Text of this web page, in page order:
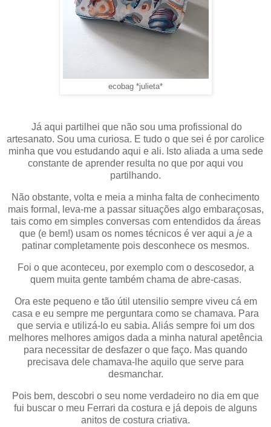
ecobag *julieta*
Já aqui partilhei que não sou uma profissional do
artesanato. Sou uma curiosa. E tudo o que sei é por carolice
minha que vou estudando aqui e ali. Isto aliada a uma sede
constante de aprender resulta no que por aqui vou
partilhando.
Não obstante, volta e meia a minha falta de conhecimento
mais formal, leva-me a passar situações algo embaraçosas,
tais como em simples conversas com entendidos da áreas
que (e bem!) usam os nomes técnicos é ver aqui a je a
patinar completamente pois desconhece os mesmos.
Foi o que aconteceu, por exemplo com o descosedor, a
quem muita gente também chama de abre-casas.
Ora este pequeno e tão útil utensilio sempre viveu cá em
casa e eu sempre me perguntara como se chamava. Para
que servia e utilizá-lo eu sabia. Aliás sempre foi um dos
melhores melhores amigos dada a minha natural apetência
para necessitar de desfazer o que faço. Mas quando
precisava dele chamava-lhe aquilo que serve para
desmanchar.
Pois bem, descobri o seu nome verdadeiro no dia em que
fui buscar o meu Ferrari da costura e já depois de alguns
anitos de costura criativa.